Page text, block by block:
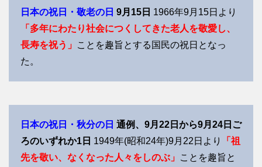
日本の祝日・敬老の日 9月15日 1966年9月15日より
「多年にわたり社会につくしてきた老人を敬愛し、
長寿を祝う」 ことを趣旨とする国民の祝日となっ
た。
日本の祝日・秋分の日 通例、9月22日から9月24日ご
ろのいずれか1日 1949年(昭和24年)9月22日より
「祖
先を敬い、なくなった人々をしのぶ」 ことを趣旨と